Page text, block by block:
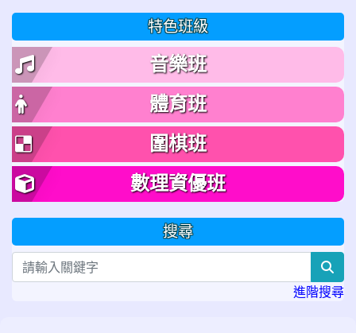
特色班級
音樂班
體育班
圍棋班
數理資優班
搜尋
進階搜尋